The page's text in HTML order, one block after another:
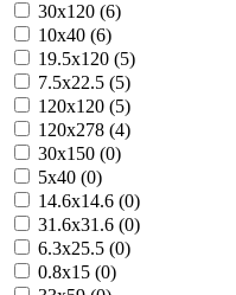
30x120 (6)
10x40 (6)
19.5x120 (5)
7.5x22.5 (5)
120x120 (5)
120x278 (4)
30x150 (0)
5x40 (0)
14.6x14.6 (0)
31.6x31.6 (0)
6.3x25.5 (0)
0.8x15 (0)